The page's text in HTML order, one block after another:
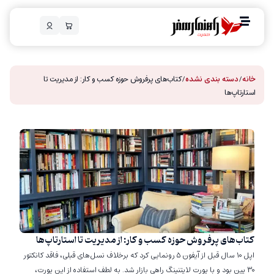
خانه/دسته بندی نشده/ کتاب‌های پرفروش حوزه کسب و کار: از مدیریت تا
استارتاپ‌ها
کتاب‌های پرفروش حوزه کسب و کار: از مدیریت تا استارتاپ‌ها
اپل ۱۰ سال قبل از آیفون ۵ رونمایی کرد که برخلاف نسل‌های قبلی، فاقد کانکتور
۳۰ پین بود و با پورت لایتنینگ راهی بازار شد. به لطف استفاده از این پورت،